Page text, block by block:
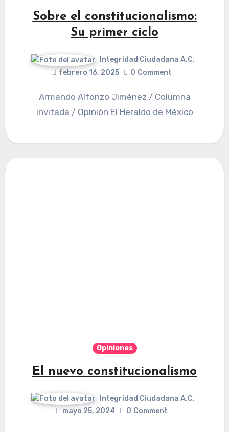
Sobre el constitucionalismo:
Su primer ciclo
Integridad Ciudadana A.C.
febrero 16, 2025
0 Comment
Armando Alfonzo Jiménez / Columna
invitada / Opinión El Heraldo de México
Opiniones
El nuevo constitucionalismo
Integridad Ciudadana A.C.
mayo 25, 2024
0 Comment